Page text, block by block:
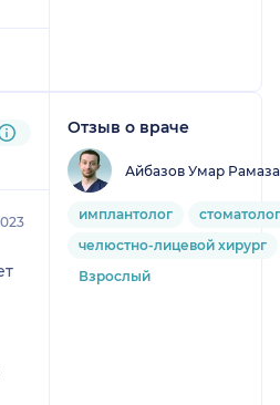
Отзыв о враче
Айбазов Умар
имплантолог
челюстно-лицевой хирург
Взрослый